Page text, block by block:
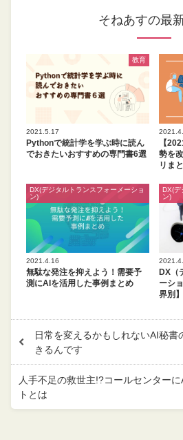
そねあすの最
教育
2021.5.17
Pythonで統計学を学ぶ時に読ん
でおきたいおすすめの専門書6選
【
勢を
リま
DX(デジタルトランスフォーメーショ
ン)
2021.4.16
無駄な発注を抑えよう！需要予
測にAIを活用した事例まとめ
DX(デ
ン)
DX（
ーシ
界別】
日常を変えるかもしれないAI秘書
きるんです
人手不足の救世主!?コールセンター
トとは